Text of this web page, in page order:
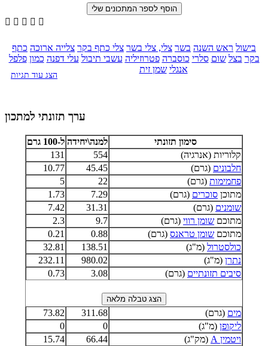
    
בישול ראש השנה בשר צלי, צלי בשר צלי כתף בקר צלייה ארוכה כתף
בקר בצל שום סלרי כוסברה פטרוזיליה עשבי תיבול עלי דפנה כמון פלפל
אנגלי שמן זית
הצג עוד תגיות
ערך תזונתי למתכון
סימון תזונתי למנה\יחידה ל-100 גרם
קלוריות (אנרגיה)
554
131
חלבונים (גרם) 45.45
10.77
פחמימות (גרם) 22
5
מתוכן סוכרים (גרם) 7.29
1.73
שומנים (גרם) 31.31
7.42
מתוכם שומן רווי (גרם) 9.7
2.3
מתוכם שומן טראנס (גרם) 0.88
0.21
כולסטרול (מ"ג) 138.51
32.81
נתרן (מ"ג) 980.02
232.11
סיבים תזונתיים (גרם) 3.08
0.73
מים (גרם) 311.68
73.82
ליקופן (מ"ג) 0
0
ויטמין A
(מק"ג) 66.44
15.74